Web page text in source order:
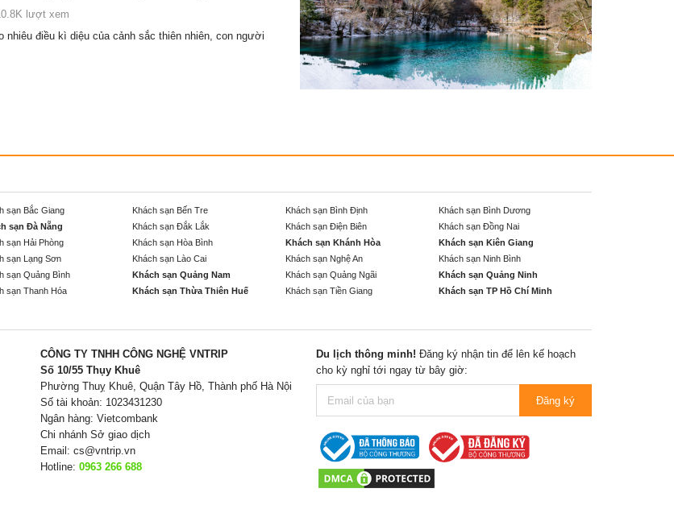
lượt xem
nhiêu điều kì diệu của cảnh sắc thiên nhiên, con người
sạn Bắc Giang Khách sạn Bến Tre Khách sạn Bình Định
Khách sạn Bình Dương
sạn Đà Nẵng Khách sạn Đắk Lắk Khách sạn Điện Biên
Khách sạn Đồng Nai
sạn Hải Phòng Khách sạn Hòa Bình Khách sạn Khánh Hòa
Khách sạn Kiên Giang
sạn Lạng Sơn Khách sạn Lào Cai Khách sạn Nghệ An
Khách sạn Ninh Bình
sạn Quảng Bình Khách sạn Quảng Nam Khách sạn Quảng Ngãi
Khách sạn Quảng Ninh
sạn Thanh Hóa Khách sạn Thừa Thiên Huế Khách sạn Tiền Giang
Khách sạn TP Hồ Chí Minh
CÔNG TY TNHH CÔNG NGHỆ VNTRIP
Số 10/55 Thụy Khuê
Phường Thuỵ Khuê, Quận Tây Hồ, Thành phố Hà Nội
Số tài khoản: 1023431230
Ngân hàng: Vietcombank
Chi nhánh Sở giao dịch
Email: cs@vntrip.vn
Hotline: 0963 266 688
Du lịch thông minh! Đăng ký nhận tin để lên kế hoạch
cho kỳ nghỉ tới ngay từ bây giờ:
Đăng ký